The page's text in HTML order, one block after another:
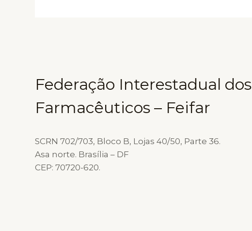
Federação Interestadual dos
Farmacêuticos – Feifar
SCRN 702/703, Bloco B, Lojas 40/50, Parte 36.
Asa norte. Brasília – DF
CEP: 70720-620.